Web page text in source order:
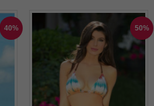
40% 50%